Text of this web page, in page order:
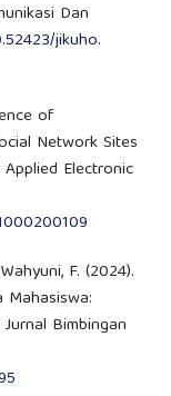
Dan
jikuho.
of
Network Sites
Electronic
F. (2024).
Bimbingan